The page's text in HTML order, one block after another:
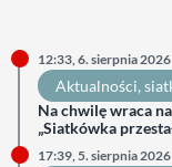
12:33, 6. sierpnia 2026
Aktualności,
Na chwilę wraca
„Siatkówka
17:39, 5. sierpnia 2026